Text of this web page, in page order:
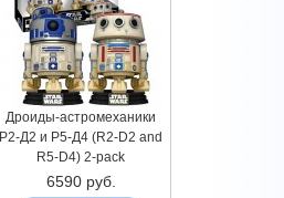
Дроиды-астромеханики
Р2-Д2 и Р5-Д4 (R2-D2 and
R5-D4) 2-pack
6590 руб.